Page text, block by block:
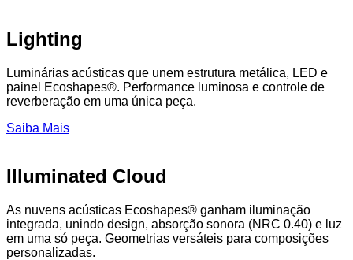
Lighting
Luminárias acústicas que unem estrutura metálica, LED e
painel Ecoshapes®. Performance luminosa e controle de
reverberação em uma única peça.
Saiba Mais
Illuminated Cloud
As nuvens acústicas Ecoshapes® ganham iluminação
integrada, unindo design, absorção sonora (NRC 0.40) e luz
em uma só peça. Geometrias versáteis para composições
personalizadas.